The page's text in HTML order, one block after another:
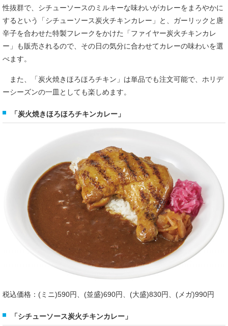
性抜群で、シチューソースのミルキーな味わいがカレーをまろやかに
するという「シチューソース炭火チキンカレー」と、ガーリックと唐
辛子を合わせた特製フレークをかけた「ファイヤー炭火チキンカレ
ー」も販売されるので、その日の気分に合わせてカレーの味わいを選
べます。
また、「炭火焼きほろほろチキン」は単品でも注文可能で、ホリデ
ーシーズンの一皿としても楽しめます。
「炭火焼きほろほろチキンカレー」
税込価格：(ミニ)590円、(並盛)690円、(大盛)830円、(メガ)990円
「シチューソース炭火チキンカレー」